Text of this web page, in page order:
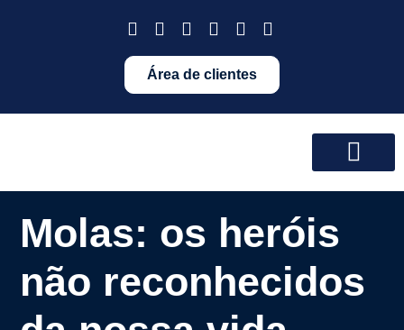
Área de clientes
Molas: os heróis
não reconhecidos